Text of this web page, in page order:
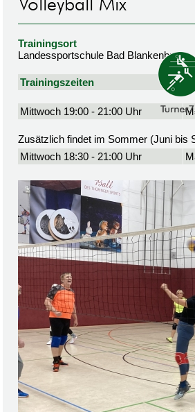
Trainingsort
Landessportschule Bad Blankenburg
Trainingszeiten
Mittwoch 19:00 - 21:00 Uhr
Zusätzlich findet im Sommer (Juni bis
Mittwoch 18:30 - 21:00 Uhr